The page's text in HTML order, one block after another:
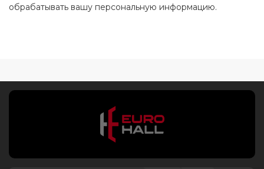
обрабатывать вашу персональную информацию.